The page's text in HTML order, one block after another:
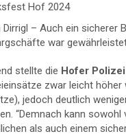
– Auch ein sicherer
war
stellte die Hofer Polizei
zwar leicht höher
jedoch deutlich
“Demnach kann sowohl
als auch einem